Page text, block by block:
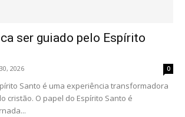
ser guiado pelo Espírito
2026 0
Santo é uma experiência transformadora
cristão. O papel do Espírito Santo é